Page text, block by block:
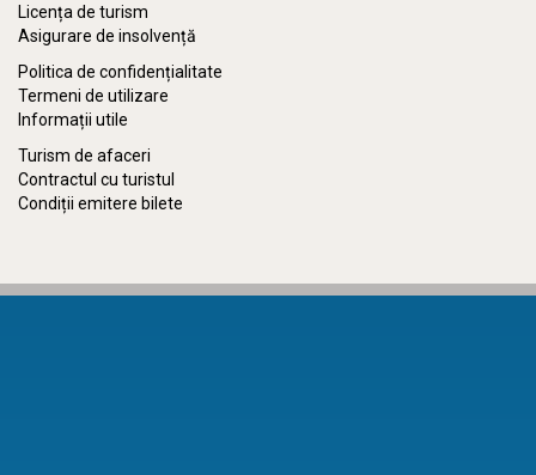
Licența de turism
Asigurare de insolvență
Politica de confidențialitate
Termeni de utilizare
Informații utile
Turism de afaceri
Contractul cu turistul
Condiții emitere bilete